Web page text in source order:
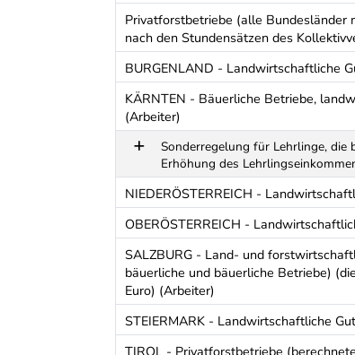
Privatforstbetriebe (alle Bundesländer
nach den Stundensätzen des
BURGENLAND - Landwirtschaftliche
KÄRNTEN - Bäuerliche Betriebe,
(Arbeiter)
Sonderregelung für Lehrlinge, die
Erhöhung des
NIEDERÖSTERREICH -
OBERÖSTERREICH -
SALZBURG - Land- und
bäuerliche und bäuerliche Betriebe)
Euro) (Arbeiter)
STEIERMARK - Landwirtschaftliche